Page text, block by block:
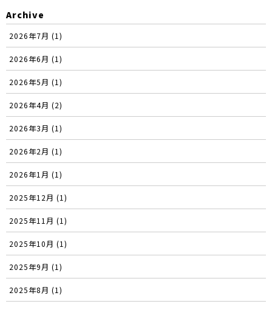
Archive
2026年7月 (1)
2026年6月 (1)
2026年5月 (1)
2026年4月 (2)
2026年3月 (1)
2026年2月 (1)
2026年1月 (1)
2025年12月 (1)
2025年11月 (1)
2025年10月 (1)
2025年9月 (1)
2025年8月 (1)